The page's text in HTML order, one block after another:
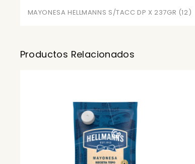
MAYONESA HELLMANNS S/TACC DP X 237GR (12)
Productos Relacionados